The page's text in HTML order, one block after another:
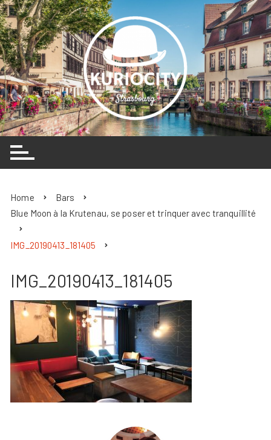
Skip
to
content
Home
Bars
Blue Moon à la Krutenau, se poser et trinquer avec tranquillité
IMG_20190413_181405
IMG_20190413_181405